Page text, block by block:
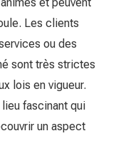
Les clients
ou des
sont très strictes
lois en vigueur.
fascinant qui
un aspect